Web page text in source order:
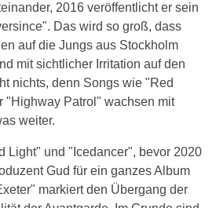
2016 veröffentlicht er sein
Das wird so groß, dass
auf die Jungs aus Stockholm
mit sichtlicher Irritation auf den
nichts, denn Songs wie "Red
"Highway Patrol" wachsen mit
weiter.
Light" und "Icedancer", bevor 2020
Gud für ein ganzes Album
markiert den Übergang der